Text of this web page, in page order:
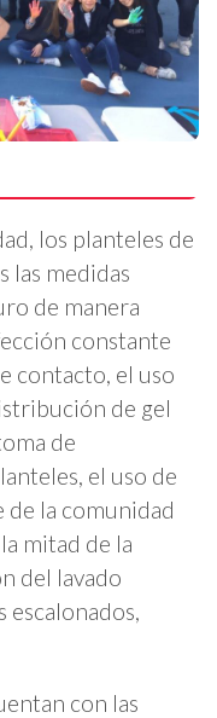
los planteles de
las medidas
de manera
constante
contacto, el uso
de gel
de
el uso de
de la comunidad
mitad de la
del lavado
escalonados,
con las